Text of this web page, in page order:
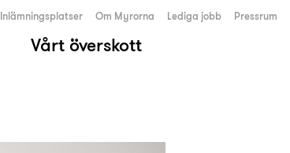
Vårt överskott
Inlämningsplatser Om Myrorna Lediga jobb Pressrum